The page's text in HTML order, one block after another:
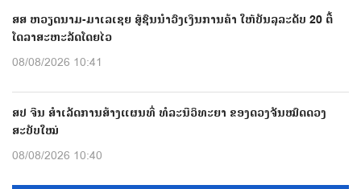
ສສ ຫວຽດນາມ-ມາເລເຊຍ ສູ້ຊົນນຳວົງເງິນການຄ້າ ໃຫ້ບັນລຸລະດັບ 20 ຕື້
ໂດລາສະຫະລັດໂດຍໄວ
08/08/2026 10:41
ສປ ຈີນ ສຳເລັດການສ້າງແຜນທີ່ ທໍລະນີວິທະຍາ ຂອງດວງຈັນໝົດດວງ
ສະບັບໃໝ່
08/08/2026 10:40